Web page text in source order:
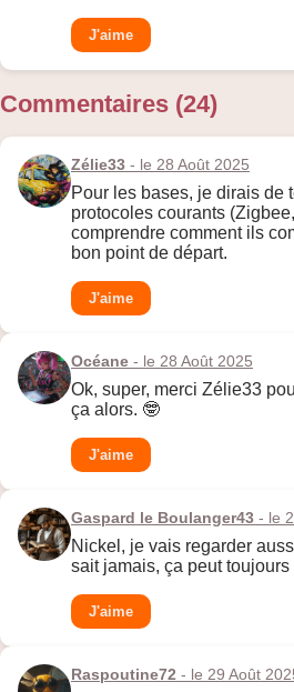
J'aime
Commentaires (24)
Zélie33 - le 28 Août 2025
Pour les bases, je dirais de
protocoles courants
comprendre comment ils
bon point de départ.
J'aime
Océane - le 28 Août 2025
Ok, super, merci Zélie33
ça alors. 🤓
J'aime
Gaspard le Boulanger43 - le
Nickel, je vais regarder
sait jamais, ça peut toujours
J'aime
Raspoutine72 - le 29 Août